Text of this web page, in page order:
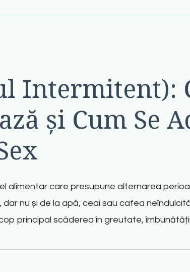
Intermitent):
și Cum Se
alimentar care presupune alternarea
nu și de la apă, ceai sau cafea
principal scăderea în greutate,